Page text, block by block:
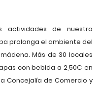
actividades de nuestro
prolonga el ambiente del
Más de 30 locales
con bebida a 2,50€ en
Concejalía de Comercio y